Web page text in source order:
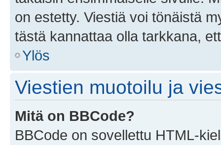
on estetty. Viestiä voi tönäistä
tästä kannattaa olla tarkkana,
Ylös
Viestien muotoilu ja
Mitä on BBCode?
BBCode on sovellettu HTML-